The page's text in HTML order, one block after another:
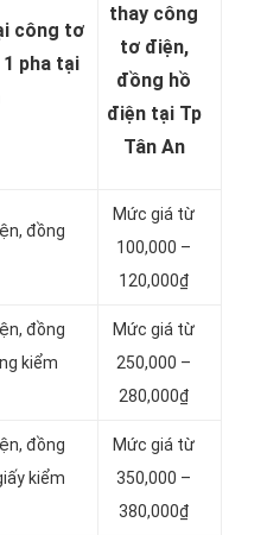
công tơ
pha tại
thay công
tơ điện,
đồng hồ
điện tại Tp
Tân An
đồng
Mức giá từ
100,000 –
120,000₫
đồng
kiểm
Mức giá từ
250,000 –
280,000₫
đồng
kiểm
Mức giá từ
350,000 –
380,000₫